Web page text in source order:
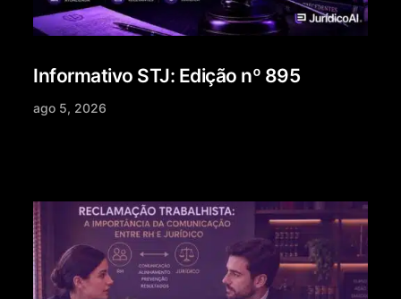
Informativo STJ: Edição nº 895
ago 5, 2026